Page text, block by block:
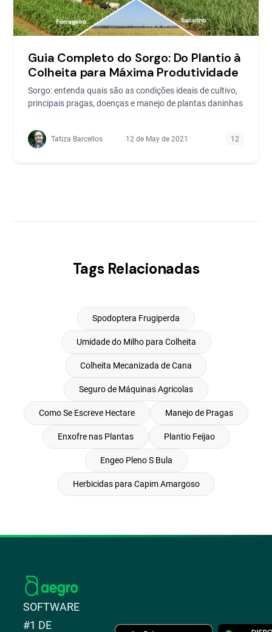
Guia Completo do Sorgo: Do Plantio à
Colheita para Máxima Produtividade
Sorgo: entenda quais são as condições ideais de cultivo,
principais pragas, doenças e manejo de plantas daninhas
Tatiza Barcellos 12 de May de 2021 12
Tags Relacionadas
Spodoptera Frugiperda
Umidade do Milho para Colheita
Colheita Mecanizada de Cana
Seguro de Máquinas Agricolas
Como Se Escreve Hectare Manejo de Pragas
Enxofre nas Plantas Plantio Feijao
Engeo Pleno S Bula
Herbicidas para Capim Amargoso
SOFTWARE
#1 DE